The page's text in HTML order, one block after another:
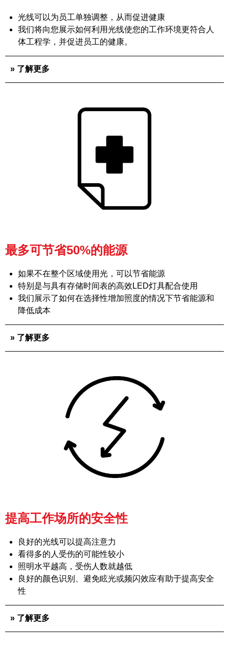
光线可以为员工单独调整，从而促进健康
我们将向您展示如何利用光线使您的工作环境更符合人
体工程学，并促进员工的健康。
» 了解更多
最多可节省50%的能源
如果不在整个区域使用光，可以节省能源
特别是与具有存储时间表的高效LED灯具配合使用
我们展示了如何在选择性增加照度的情况下节省能源和
降低成本
» 了解更多
提高工作场所的安全性
良好的光线可以提高注意力
看得多的人受伤的可能性较小
照明水平越高，受伤人数就越低
良好的颜色识别、避免眩光或频闪效应有助于提高安全
性
» 了解更多